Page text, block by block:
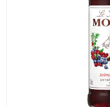
Stickvagnar & transport
Råvaruhantering & lagring